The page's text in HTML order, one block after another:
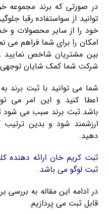
در صورتی که برند مجموعه
توانید از سواستفاده رقبا
خود را از سایر محصولات و
امکان را برای شما فراهم می
بین مشتریان شاخص نمایید
شرکت شما کمک شایان
شما می توانید با ثبت برند
اعطا کنید و این امر می
باشد.ثبت برند سبب می شود
ارزشمند شود و بدین
دهید.
ثبت کریم خان ارائه دهنده
ثبت لوگو می باشد.
در ادامه این مقاله به بررسی
قابل ثبت می پردازیم.